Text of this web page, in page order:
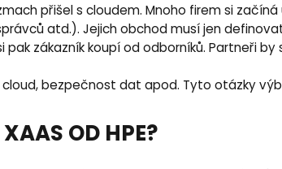
přišel s cloudem. Mnoho firem si
atd.). Jejich obchod musí jen
zákazník koupí od odborníků. Partneři
bezpečnost dat apod. Tyto otázky
OD HPE?